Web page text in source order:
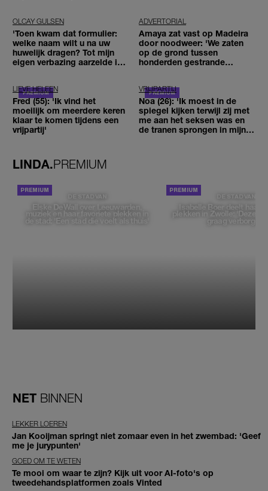
OLCAY GULSEN
'Toen kwam dat formulier:
welke naam wilt u na uw
huwelijk dragen? Tot mijn
eigen verbazing aarzelde ik
ADVERTORIAL
Amaya zat vast op Madeira
door noodweer: 'We zaten
op de grond tussen
honderden gestrande
LIEVE HELEEN
Fred (55): 'Ik vind het
moeilijk om meerdere keren
klaar te komen tijdens een
vrijpartij'
VRIJPARTIJ
Noa (26): 'Ik moest in de
spiegel kijken terwijl zij met
me aan het seksen was en
de tranen sprongen in mijn
LINDA.PREMIUM
DE STAD VAN
Elske DeWall over Leeuwarden,
muziek en haar favoriete plekken in
de stad: 'Een stad die voelt als thuis'
DE STAD VAN
Isabelle Boer deelt haar
plekken in Zwolle: 'Deze
graag verborgen'
NET BINNEN
LEKKER LOEREN
Jan Kooijman springt niet zomaar even in het zwembad: 'Geef
me je jurypunten'
GOED OM TE WETEN
Te mooi om waar te zijn? Kijk uit voor AI-foto's op
tweedehandsplatformen zoals Vinted